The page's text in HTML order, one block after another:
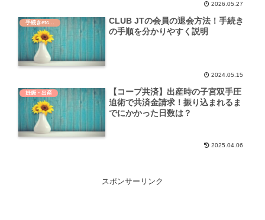
2026.05.27
手続きetc...
CLUB JTの会員の退会方法！手続き
の手順を分かりやすく説明
2024.05.15
妊娠・出産
【コープ共済】出産時の子宮双手圧
迫術で共済金請求！振り込まれるま
でにかかった日数は？
2025.04.06
スポンサーリンク